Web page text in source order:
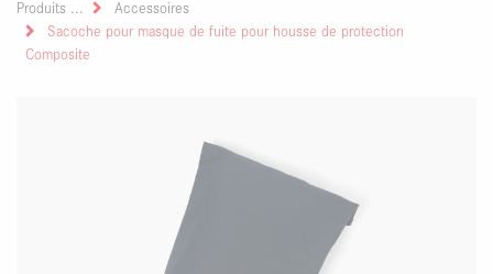
Produits
Accessoires
Sacoche pour masque de fuite pour housse de protection
Composite